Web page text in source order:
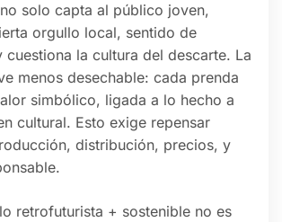
solo capta al público joven,
orgullo local, sentido de
cuestiona la cultura del descarte. La
menos desechable: cada prenda
simbólico, ligada a lo hecho a
cultural. Esto exige repensar
distribución, precios, y
retrofuturista + sostenible no es